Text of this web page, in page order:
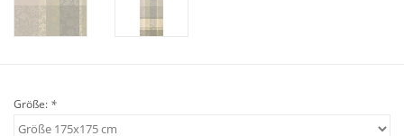
Geprüfter Webshop
Größe: *